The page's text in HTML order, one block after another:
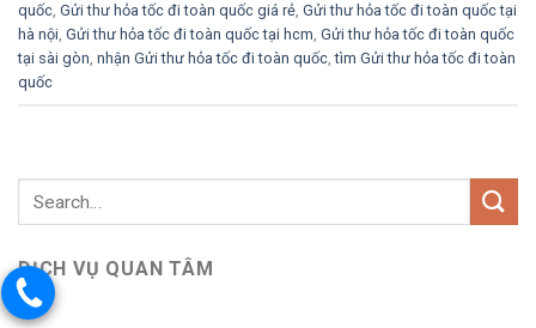
quốc, Gửi thư hỏa tốc đi toàn quốc giá rẻ, Gửi thư hỏa tốc đi toàn quốc tại
hà nội, Gửi thư hỏa tốc đi toàn quốc tại hcm, Gửi thư hỏa tốc đi toàn quốc
tại sài gòn, nhận Gửi thư hỏa tốc đi toàn quốc,tìm Gửi thư hỏa tốc đi toàn
quốc
DỊCH VỤ QUAN TÂM